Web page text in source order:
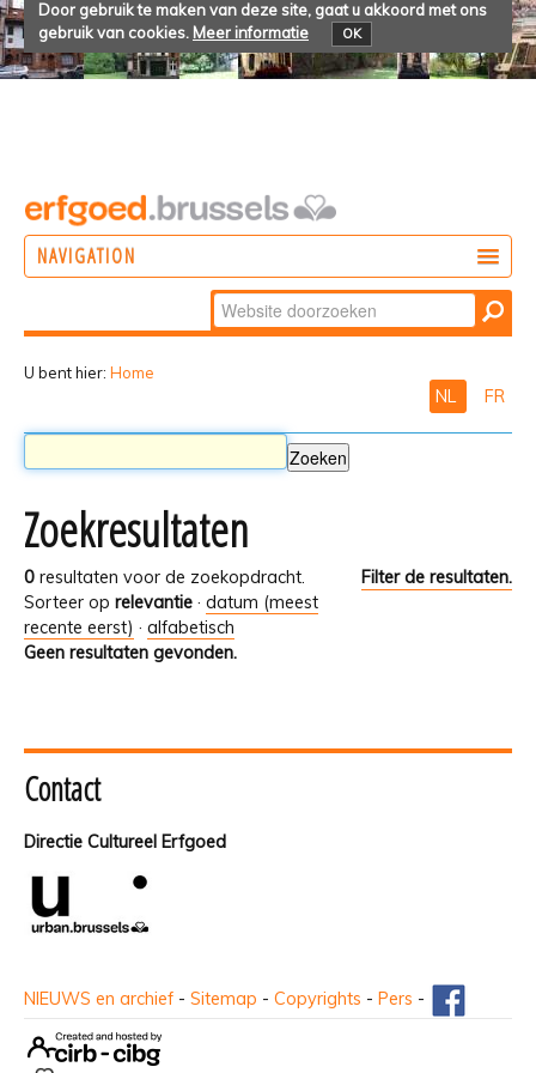
Door gebruik te maken van deze site, gaat u akkoord met ons
gebruik van cookies. Meer informatie OK
NAVIGATION
Zoek
Geavanceerd
U bent hier: Home
NL FR
Zoekresultaten
0 resultaten voor de zoekopdracht.
Filter de resultaten.
Sorteer op relevantie · datum (meest
recente eerst) · alfabetisch
Geen resultaten gevonden.
Contact
Directie Cultureel Erfgoed
NIEUWS en archief - Sitemap - Copyrights - Pers -